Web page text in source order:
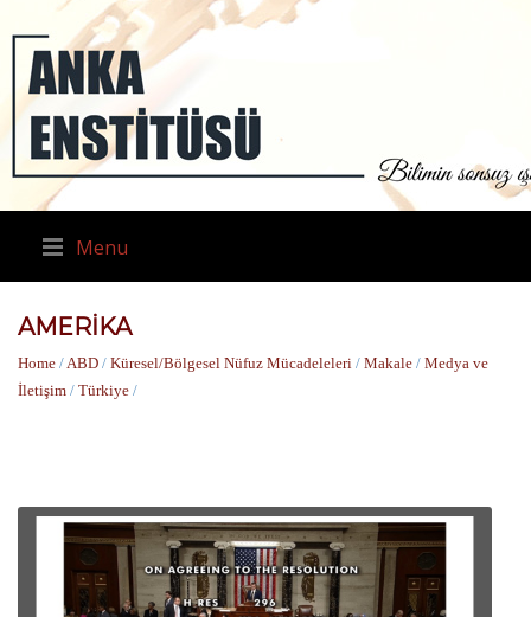
Menu
AMERIKA
Home /ABD / Küresel/Bölgesel Nüfuz Mücadeleleri / Makale / Medya ve
İletişim / Türkiye /